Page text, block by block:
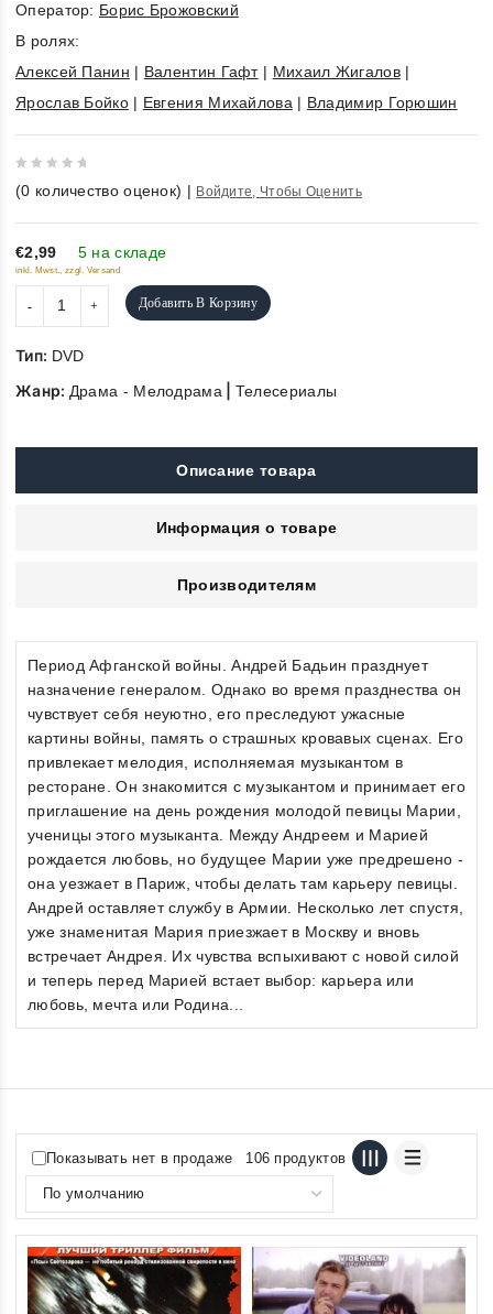
Оператор: Борис Брожовский
В ролях:
Алексей Панин | Валентин Гафт| Михаил Жигалов|
Ярослав Бойко| Евгения Михайлова | Владимир Горюшин
out
of
5
(0 количество оценок) | Войдите, Чтобы Оценить
€2,99 5 на складе
inkl. Mwst., zzgl. Versand
Добавить В Корзину
Тип: DVD
Жанр: Драма - Мелодрама Телесериалы
Описание товара
Информация о товаре
Производителям
Период Афганской войны. Андрей Бадьин празднует
назначение генералом. Однако во время празднества он
чувствует себя неуютно, его преследуют ужасные
картины войны, память о страшных кровавых сценах. Его
привлекает мелодия, исполняемая музыкантом в
ресторане. Он знакомится с музыкантом и принимает его
приглашение на день рождения молодой певицы Марии,
ученицы этого музыканта. Между Андреем и Марией
рождается любовь, но будущее Марии уже предрешено -
она уезжает в Париж, чтобы делать там карьеру певицы.
Андрей оставляет службу в Армии. Несколько лет спустя,
уже знаменитая Мария приезжает в Москву и вновь
встречает Андрея. Их чувства вспыхивают с новой силой
и теперь перед Марией встает выбор: карьера или
любовь, мечта или Родина...
Показывать нет в продаже 106 продуктов